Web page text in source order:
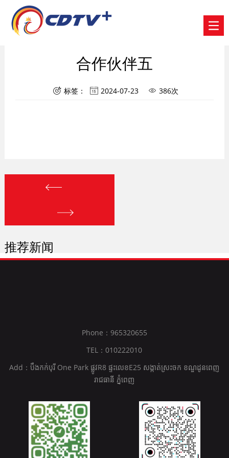
合作伙伴五
 标签：  2024-07-23  386次
推荐新闻
Phone：965320655
TEL：010222010
Add：បឹងកក់បុរី One Park ផ្លូវR8 ផ្ទះលេខE25 សង្កាត់ស្រះចក ខណ្ឌដូនពេញ
រាជធានី ភ្នំពេញ